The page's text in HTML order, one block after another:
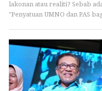
lakonan atau realiti? Sebab
"Penyatuan UMNO dan PAS